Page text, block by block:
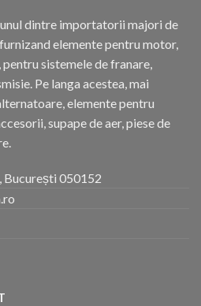
dintre importatorii majori de
elemente pentru motor,
sistemele de franare,
Pe langa acestea, mai
elemente pentru
supape de aer, piese de
București 050152